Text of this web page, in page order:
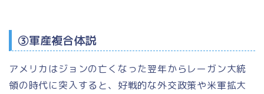
③軍産複合体説
アメリカはジョンの亡くなった翌年からレーガン大統
領の時代に突入すると、好戦的な外交政策や米軍拡大